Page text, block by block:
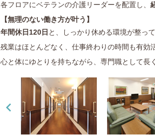
各フロアにベテランの介護リーダーを配置し、
【無理のない働き方が叶う】
年間休日120日 と、しっかり休める環境が整って
残業はほとんどなく、仕事終わりの時間も有効
心と体にゆとりを持ちながら、専門職として長
